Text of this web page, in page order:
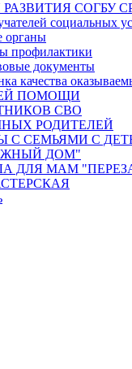
СОГБУ
социальных
органы
профилактики
документы
качества
ПОМОЩИ
СВО
РОДИТЕЛЕЙ
С СЕМЬЯМИ С
ДОМ"
ДЛЯ МАМ